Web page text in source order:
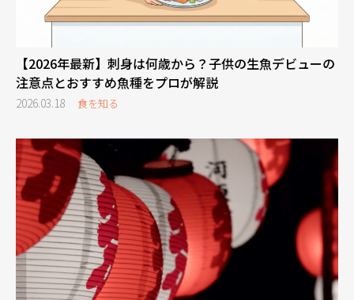
【2026年最新】刺身は何歳から？子供の生魚デビューの
注意点とおすすめ魚種をプロが解説
2026.03.18 食を知る